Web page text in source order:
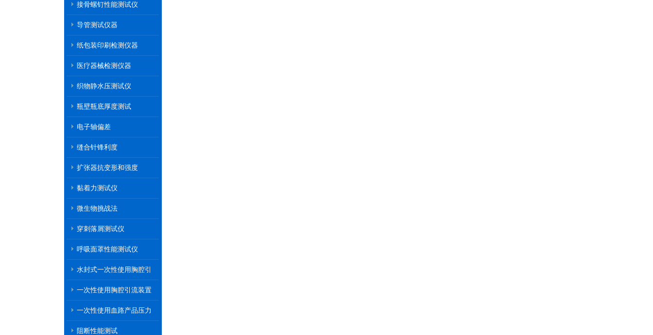
接骨螺钉性能测试仪
导管测试仪器
纸包装印刷检测仪器
医疗器械检测仪器
织物静水压测试仪
瓶壁瓶底厚度测试
电子轴偏差
缝合针锋利度
扩张器抗变形和强度
黏着力测试仪
微生物挑战法
穿刺落屑测试仪
呼吸面罩性能测试仪
水封式一次性使用胸腔引
一次性使用胸腔引流装置
一次性使用血路产品压力
阻断性能测试